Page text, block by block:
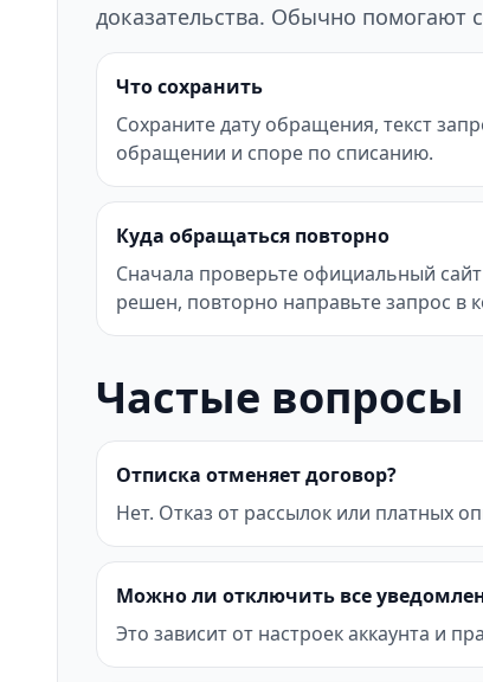
доказательства. Обычно помогают
Что сохранить
Сохраните дату обращения, текст
обращении и споре по списанию.
Куда обращаться повторно
Сначала проверьте официальный
решен, повторно направьте запрос в
Частые вопросы
Отписка отменяет договор?
Нет. Отказ от рассылок или платных
Можно ли отключить все
Это зависит от настроек аккаунта и